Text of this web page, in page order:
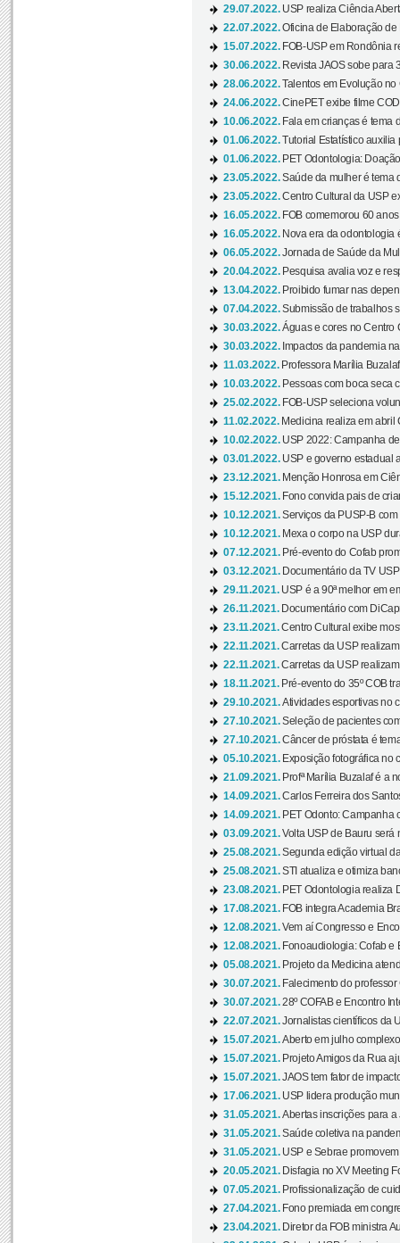
29.07.2022. USP realiza Ciência
22.07.2022.Oficina de Elaboração de
15.07.2022. FOB-USP em Rondônia
30.06.2022. Revista JAOS sobe para
28.06.2022.Talentos em Evolução no
24.06.2022.CinePET exibe filme
10.06.2022. Fala em crianças é tema
01.06.2022.Tutorial Estatístico auxilia
01.06.2022. PET Odontologia:
23.05.2022.Saúde da mulher é tema
23.05.2022.Centro Cultural da USP
16.05.2022. FOB comemorou 60
16.05.2022. Nova era da odontologia
06.05.2022.Jornada de Saúde da
20.04.2022. Pesquisa avalia voz e
13.04.2022. Proibido fumar nas
07.04.2022.Submissão de trabalhos
30.03.2022.Águas e cores no Centro
30.03.2022. Impactos da pandemia
11.03.2022. Professora Marília
10.03.2022. Pessoas com boca seca
25.02.2022. FOB-USP seleciona
11.02.2022. Medicina realiza em abril
10.02.2022. USP 2022: Campanha
03.01.2022. USP e governo estadual
23.12.2021. Menção Honrosa em
15.12.2021. Fono convida pais de
10.12.2021.Serviços da PUSP-B
10.12.2021. Mexa o corpo na USP
07.12.2021. Pré-evento do Cofab
03.12.2021. Documentário da TV
29.11.2021. USP é a 90ª melhor em
26.11.2021. Documentário com
23.11.2021.Centro Cultural exibe
22.11.2021.Carretas da USP
22.11.2021.Carretas da USP
18.11.2021. Pré-evento do 35º COB
29.10.2021.Atividades esportivas no
27.10.2021.Seleção de pacientes
27.10.2021.Câncer de próstata é
05.10.2021. Exposição fotográfica no
21.09.2021. Profª Marília Buzalaf é a
14.09.2021.Carlos Ferreira dos
14.09.2021. PET Odonto: Campanha
03.09.2021.Volta USP de Bauru será
25.08.2021.Segunda edição virtual
25.08.2021.STI atualiza e otimiza
23.08.2021. PET Odontologia realiza
17.08.2021. FOB integra Academia
12.08.2021.Vem aí Congresso e
12.08.2021. Fonoaudiologia: Cofab e
05.08.2021. Projeto da Medicina
30.07.2021. Falecimento do
30.07.2021.28º COFAB e Encontro
22.07.2021.Jornalistas científicos da
15.07.2021.Aberto em julho
15.07.2021. Projeto Amigos da Rua
15.07.2021.JAOS tem fator de
17.06.2021. USP lidera produção
31.05.2021.Abertas inscrições para
31.05.2021.Saúde coletiva na
31.05.2021. USP e Sebrae
20.05.2021. Disfagia no XV Meeting
07.05.2021. Profissionalização de
27.04.2021. Fono premiada em
23.04.2021. Diretor da FOB ministra